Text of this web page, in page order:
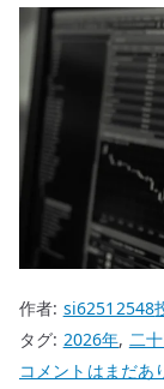
作者: si62512548
タグ: 2026年, 二
夏
コメントはまだあ